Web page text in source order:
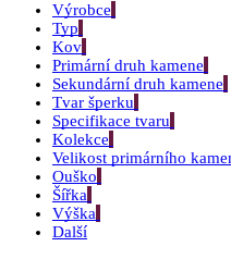
Výrobce
Typ
Kov
Primární druh kamene
Sekundární druh kamene
Tvar šperku
Specifikace tvaru
Kolekce
Velikost primárního
Ouško
Šířka
Výška
Další